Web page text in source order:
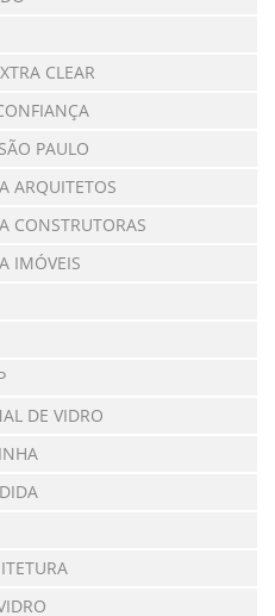
CLEAR
PAULO
ARQUITETOS
CONSTRUTORAS
IMÓVEIS
DE VIDRO